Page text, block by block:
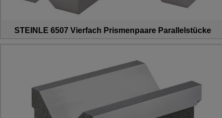
STEINLE 6507 Vierfach Prismenpaare Parallelstücke